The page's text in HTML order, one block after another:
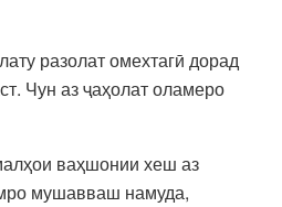
разолат омехтагӣ дорад
Чун аз ҷаҳолат оламеро
ваҳшонии хеш аз
мушавваш намуда,